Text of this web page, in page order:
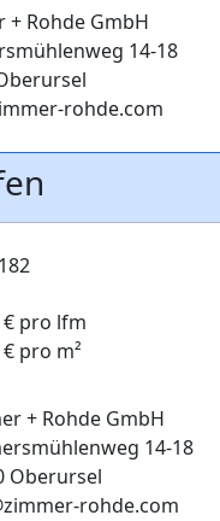
+ Rohde GmbH
14-18
rohde.com
€ pro lfm
pro m²
+ Rohde GmbH
14-18
Oberursel
rohde.com